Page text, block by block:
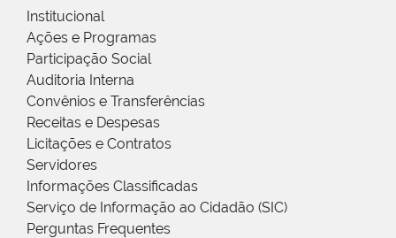
Institucional
Ações e Programas
Participação Social
Auditoria Interna
Convênios e Transferências
Receitas e Despesas
Licitações e Contratos
Servidores
Informações Classificadas
Serviço de Informação ao Cidadão (SIC)
Perguntas Frequentes